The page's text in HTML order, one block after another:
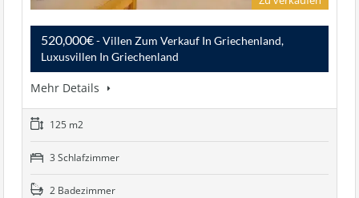
520,000€- Villen Zum Verkauf In Griechenland,
Luxusvillen In Griechenland
Mehr Details
125 m2
3 Schlafzimmer
2 Badezimmer